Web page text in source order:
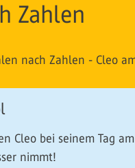
Zahlen
Cleo bei seinem Tag am
nimmt!